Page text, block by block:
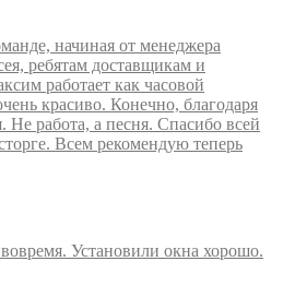
начиная от менеджера
ребятам доставщикам и
работает как часовой
красиво. Конечно, благодаря
Не работа, а песня. Спасибо всей
Всем рекомендую теперь
Установили окна хорошо.